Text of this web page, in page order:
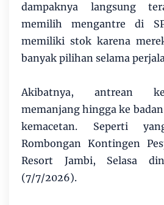
dampaknya langsung
memilih mengantre di
memiliki stok karena
banyak pilihan selama
Akibatnya, antrean
memanjang hingga ke
kemacetan. Seperti
Rombongan Kontingen
Resort Jambi, Selasa
(7/7/2026).